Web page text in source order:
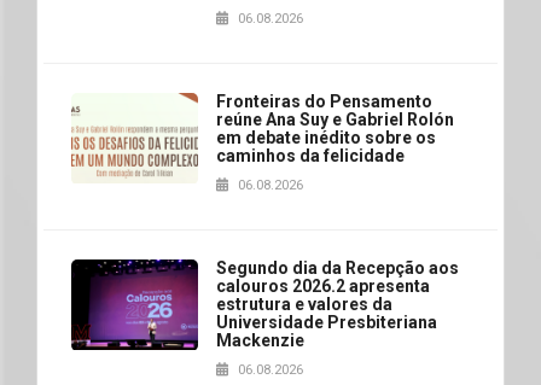
06.08.2026
Fronteiras do Pensamento
reúne Ana Suy e Gabriel Rolón
em debate inédito sobre os
caminhos da felicidade
06.08.2026
Segundo dia da Recepção aos
calouros 2026.2 apresenta
estrutura e valores da
Universidade Presbiteriana
Mackenzie
06.08.2026